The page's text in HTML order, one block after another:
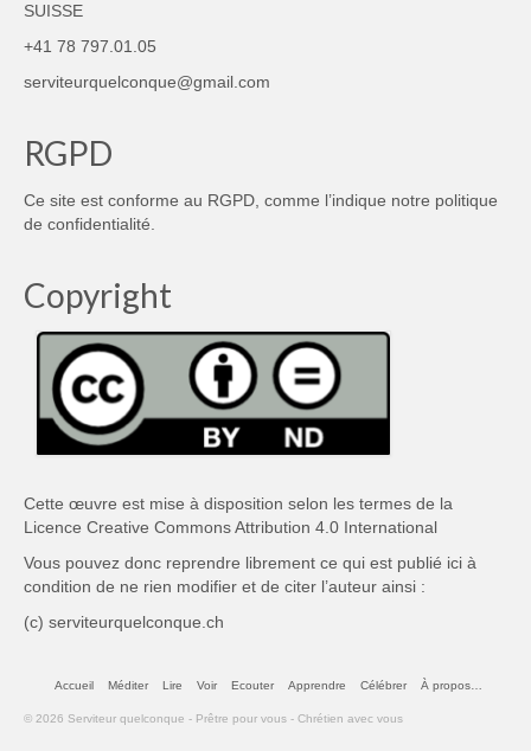
SUISSE
+41 78 797.01.05
serviteurquelconque@gmail.com
RGPD
Ce site est conforme au RGPD, comme l’indique notre politique
de confidentialité
Copyright
Cette œuvre est mise à disposition selon les termes de la
Licence Creative Commons Attribution 4.0 International
Vous pouvez donc reprendre librement ce qui est publié ici à
condition de ne rien modifier et de citer l’auteur ainsi :
(c) serviteurquelconque.ch
Accueil Méditer Lire Voir Ecouter Apprendre Célébrer À propos…
© 2026 Serviteur quelconque - Prêtre pour vous - Chrétien avec vous